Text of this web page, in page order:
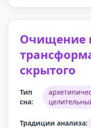
Очищение
скрытого
Тип
сна:
Традиции анализа: